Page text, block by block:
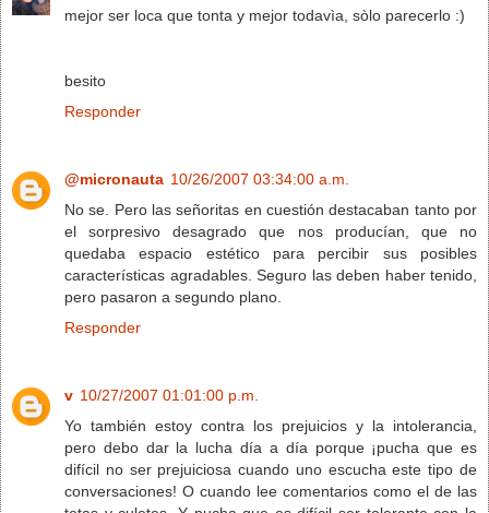
mejor ser loca que tonta y mejor todavìa, sòlo parecerlo :)
besito
Responder
@micronauta 10/26/2007 03:34:00 a.m.
No se. Pero las señoritas en cuestión destacaban tanto por
el sorpresivo desagrado que nos producían, que no
quedaba espacio estético para percibir sus posibles
características agradables. Seguro las deben haber tenido,
pero pasaron a segundo plano.
Responder
v 10/27/2007 01:01:00 p.m.
Yo también estoy contra los prejuicios y la intolerancia,
pero debo dar la lucha día a día porque ¡pucha que es
difícil no ser prejuiciosa cuando uno escucha este tipo de
conversaciones! O cuando lee comentarios como el de las